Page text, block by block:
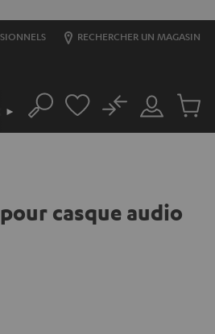
RECHERCHER UN MAGASIN
► Rechercher
Mon
compte
No
casque audio